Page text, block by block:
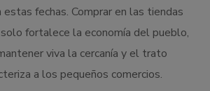
fechas. Comprar en las tiendas
fortalece la economía del pueblo,
viva la cercanía y el trato
a los pequeños comercios.